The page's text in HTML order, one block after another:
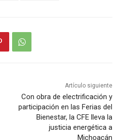
Artículo siguiente
Con obra de electrificación y
participación en las Ferias del
Bienestar, la CFE lleva la
justicia energética a
Michoacán